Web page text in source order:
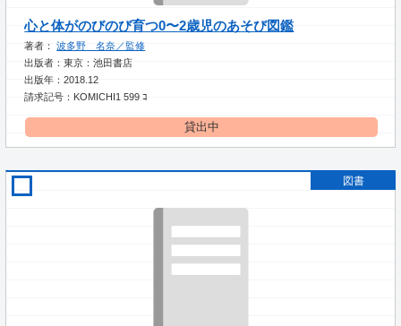
心と体がのびのび育つ0〜2歳児のあそび図鑑
著者：波多野 名奈／監修
出版者：東京：池田書店
出版年：2018.12
請求記号：KOMICHI1 599 ｺ
貸出中
図書